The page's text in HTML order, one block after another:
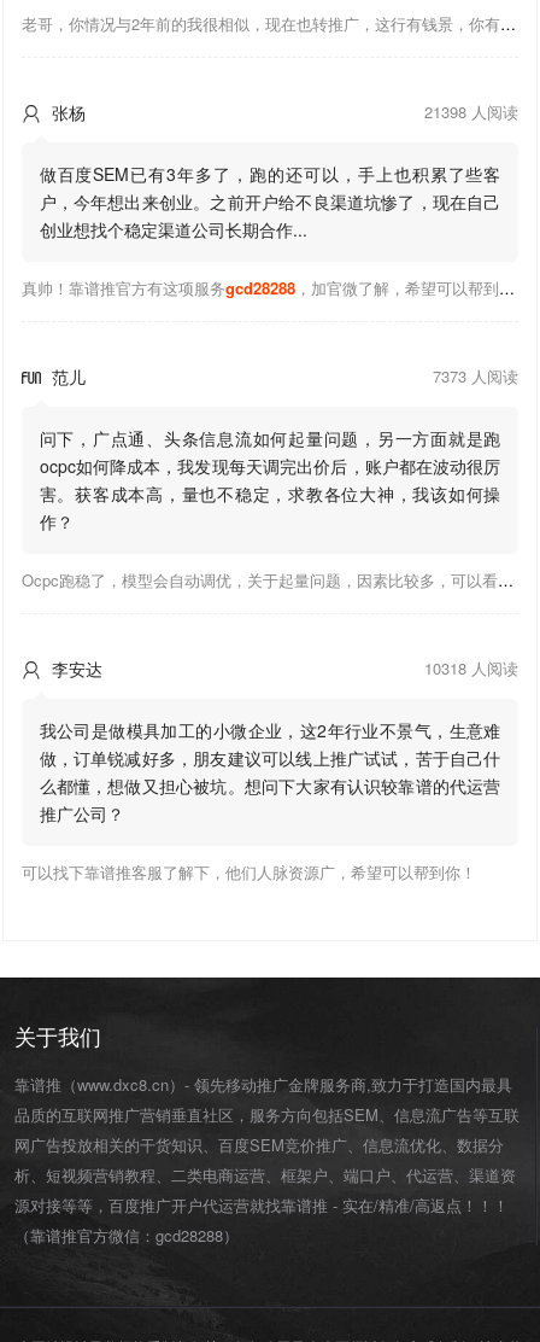
老哥，你情况与2年前的我很相似，现在也转推广，这行有钱景，你有基础上手会比较快，不必担心。至于学竞价还是信息流哪个好，我是信息流广告入手，现在迷上靠谱推关注大神们的营销推广干货。有空你也可多泡下这站，真能学到不少东西；希望可以帮到你！
 张杨 21398 人阅读
做百度SEM已有3年多了，跑的还可以，手上也积累了些客
户，今年想出来创业。之前开户给不良渠道坑惨了，现在自己
创业想找个稳定渠道公司长期合作...
真帅！靠谱推官方有这项服务gcd28288，加官微了解，希望可以帮到你！
 范儿 7373 人阅读
问下，广点通、头条信息流如何起量问题，另一方面就是跑
ocpc如何降成本，我发现每天调完出价后，账户都在波动很厉
害。获客成本高，量也不稳定，求教各位大神，我该如何操
作？
Ocpc跑稳了，模型会自动调优，关于起量问题，因素比较多，可以看下靠谱推大神出的干货文章，都是经验总结，应该可以找到对应解决。
 李安达 10318 人阅读
我公司是做模具加工的小微企业，这2年行业不景气，生意难
做，订单锐减好多，朋友建议可以线上推广试试，苦于自己什
么都懂，想做又担心被坑。想问下大家有认识较靠谱的代运营
推广公司？
可以找下靠谱推客服了解下，他们人脉资源广，希望可以帮到你！
关于我们
靠谱推（www.dxc8.cn）- 领先移动推广金牌服务商,致力于打造国内最具
品质的互联网推广营销垂直社区，服务方向包括SEM、信息流广告等互联
网广告投放相关的干货知识、百度SEM竞价推广、信息流优化、数据分
析、短视频营销教程、二类电商运营、 框架户、 端口户、 代运营、渠道资
源对接等等，百度推广开户代运营就找靠谱推 - 实在/精准/高返点！！！
（靠谱推官方微信： gcd28288）